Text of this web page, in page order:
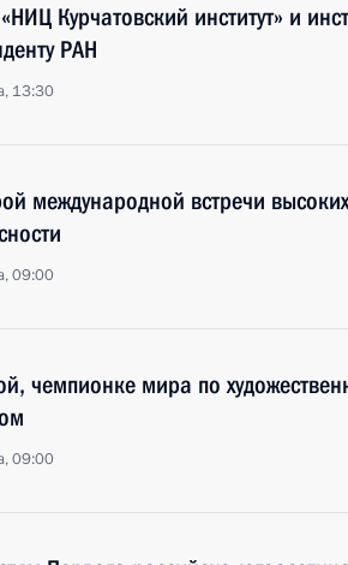
Курчатовский институт» и
РАН
13:30
международной встречи
09:00
чемпионке мира по
09:00